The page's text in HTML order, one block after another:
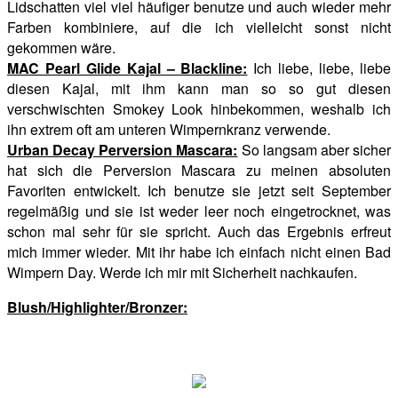
Lidschatten viel viel häufiger benutze und auch wieder mehr
Farben kombiniere, auf die ich vielleicht sonst nicht
gekommen wäre.
MAC Pearl Glide Kajal – Blackline: Ich liebe, liebe, liebe
diesen Kajal, mit ihm kann man so so gut diesen
verschwischten Smokey Look hinbekommen, weshalb ich
ihn extrem oft am unteren Wimpernkranz verwende.
Urban Decay Perversion Mascara: So langsam aber sicher
hat sich die Perversion Mascara zu meinen absoluten
Favoriten entwickelt. Ich benutze sie jetzt seit September
regelmäßig und sie ist weder leer noch eingetrocknet, was
schon mal sehr für sie spricht. Auch das Ergebnis erfreut
mich immer wieder. Mit ihr habe ich einfach nicht einen Bad
Wimpern Day. Werde ich mir mit Sicherheit nachkaufen.
Blush/Highlighter/Bronzer: